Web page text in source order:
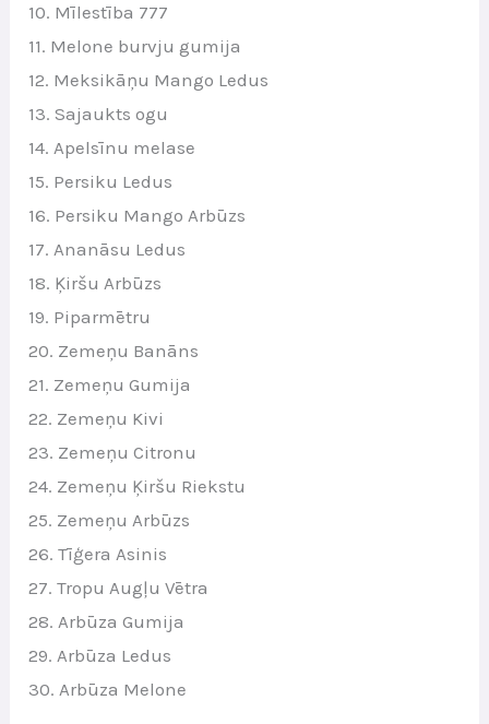
10. Mīlestība 777
11. Melone burvju gumija
12. Meksikāņu Mango Ledus
13. Sajaukts ogu
14. Apelsīnu melase
15. Persiku Ledus
16. Persiku Mango Arbūzs
17. Ananāsu Ledus
18. Ķiršu Arbūzs
19. Piparmētru
20. Zemeņu Banāns
21. Zemeņu Gumija
22. Zemeņu Kivi
23. Zemeņu Citronu
24. Zemeņu Ķiršu Riekstu
25. Zemeņu Arbūzs
26. Tīģera Asinis
27. Tropu Augļu Vētra
28. Arbūza Gumija
29. Arbūza Ledus
30. Arbūza Melone